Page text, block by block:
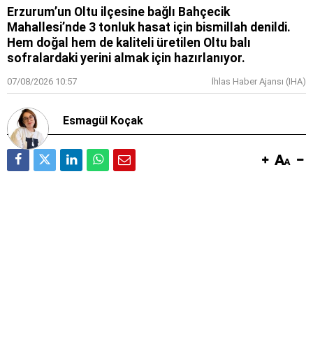
Erzurum’un Oltu ilçesine bağlı Bahçecik
Mahallesi’nde 3 tonluk hasat için bismillah denildi.
Hem doğal hem de kaliteli üretilen Oltu balı
sofralardaki yerini almak için hazırlanıyor.
07/08/2026 10:57 İhlas Haber Ajansı (IHA)
Esmagül Koçak